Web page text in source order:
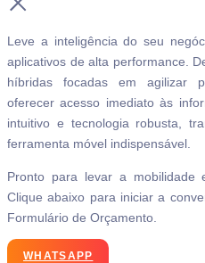
Leve a inteligência do seu
aplicativos de alta performance.
híbridas focadas em agilizar
oferecer acesso imediato às
intuitivo e tecnologia robusta,
ferramenta móvel indispensável.
Pronto para levar a mobilidade
Clique abaixo para iniciar a
Formulário de Orçamento.
WHATSAPP